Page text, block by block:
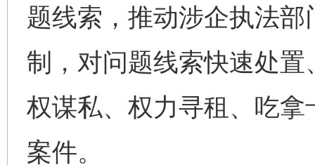
题线索，推动涉企执法
制，对问题线索快速处
权谋私、权力寻租、吃
案件。